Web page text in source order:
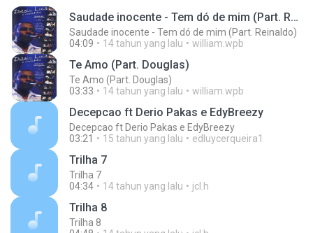
Saudade inocente - Tem dó de mim (Part. Reinaldo)
Saudade inocente - Tem dó de mim (Part. Reinaldo)
04:09
14 tahun yang lalu william.wpb
Te Amo (Part. Douglas)
Te Amo (Part. Douglas)
03:33
14 tahun yang lalu william.wpb
Decepcao ft Derio Pakas e EdyBreezy
Decepcao ft Derio Pakas e EdyBreezy
03:21
15 tahun yang lalu edluycerqueira1
Trilha 7
Trilha 7
04:34
14 tahun yang lalu jcl.h
Trilha 8
Trilha 8